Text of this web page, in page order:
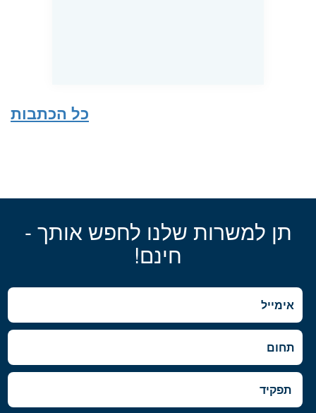
כל הכתבות
תן למשרות שלנו לחפש אותך -
חינם!